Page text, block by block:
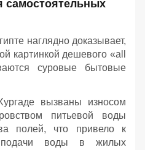
самостоятельных
наглядно доказывает,
картинкой дешевого «all
суровые бытовые
вызваны износом
питьевой воды
полей, что привело к
подачи воды в жилых